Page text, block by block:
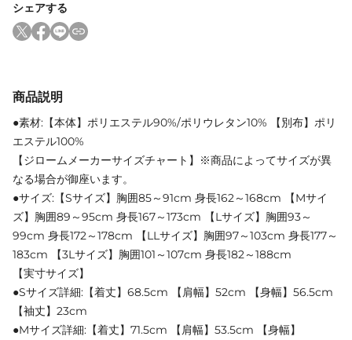
シェアする
商品説明
●素材:【本体】ポリエステル90%/ポリウレタン10% 【別布】ポリ
エステル100%
【ジロームメーカーサイズチャート】※商品によってサイズが異
なる場合が御座います。
●サイズ:【Sサイズ】胸囲85～91cm 身長162～168cm 【Mサイ
ズ】胸囲89～95cm 身長167～173cm 【Lサイズ】胸囲93～
99cm 身長172～178cm 【LLサイズ】胸囲97～103cm 身長177～
183cm 【3Lサイズ】胸囲101～107cm 身長182～188cm
【実寸サイズ】
●Sサイズ詳細:【着丈】68.5cm 【肩幅】52cm 【身幅】56.5cm
【袖丈】23cm
●Mサイズ詳細:【着丈】71.5cm 【肩幅】53.5cm 【身幅】